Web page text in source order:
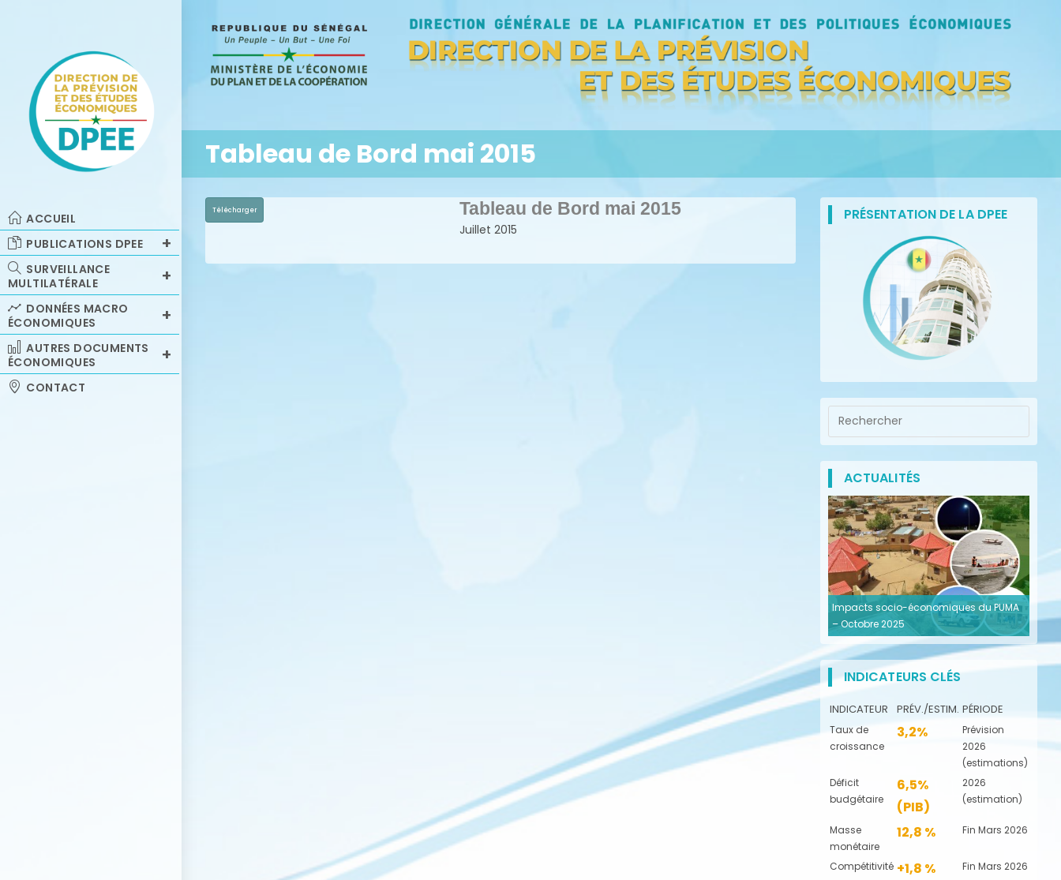
ACCUEIL
PUBLICATIONS DPEE
SURVEILLANCE
MULTILATÉRALE
DONNÉES MACRO
ÉCONOMIQUES
AUTRES DOCUMENTS
ÉCONOMIQUES
CONTACT
Tableau de Bord mai 2015
Télécharger Tableau de Bord mai 2015
Juillet 2015
PRÉSENTATION DE LA DPEE
ACTUALITÉS
Impacts socio-économiques du PUMA
– Octobre 2025
INDICATEURS CLÉS
INDICATEUR PRÉV./ESTIM. PÉRIODE
Taux de
croissance
3,2%
Prévision
2026
(estimations)
Déficit
budgétaire
6,5%
(PIB)
2026
(estimation)
Masse
monétaire
12,8 % Fin Mars 2026
Compétitivité +1,8 %
Fin Mars 2026